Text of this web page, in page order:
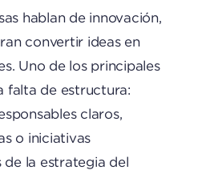
hablan de innovación,
convertir ideas en
Uno de los principales
falta de estructura:
claros,
o iniciativas
de la estrategia del